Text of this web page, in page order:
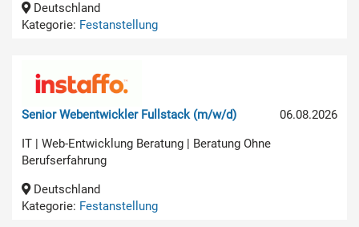
Deutschland
Kategorie: Festanstellung
06.08.2026
Senior Webentwickler Fullstack (m/w/d)
IT | Web-Entwicklung Beratung | Beratung Ohne
Berufserfahrung
Deutschland
Kategorie: Festanstellung